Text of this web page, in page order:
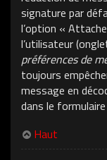
signature par
l’option «
l’utilisateur
préférences de
toujours
message en
dans le
Haut